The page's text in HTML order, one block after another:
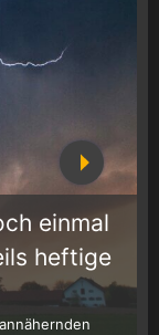
einmal
heftige